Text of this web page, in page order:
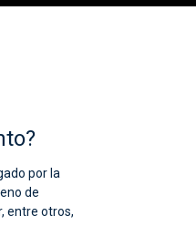
por la
de
entre otros,